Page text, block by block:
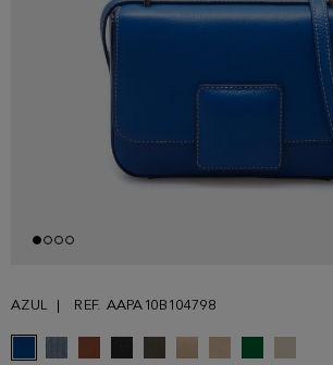
AZUL REF. AAPA10B104798